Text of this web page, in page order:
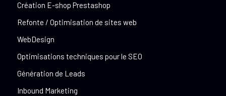
Création E-shop Prestashop
Refonte / Optimisation de sites web
WebDesign
Optimisations techniques pour le SEO
Génération de Leads
Inbound Marketing